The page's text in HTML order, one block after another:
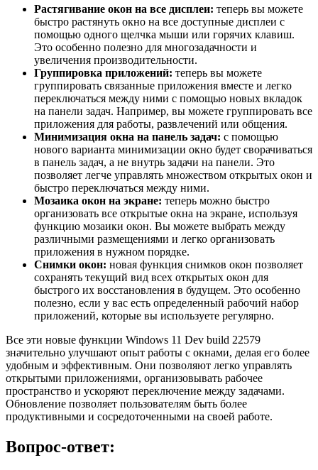
Растягивание окон на все дисплеи: теперь вы можете
быстро растянуть окно на все доступные дисплеи с
помощью одного щелчка мыши или горячих клавиш.
Это особенно полезно для многозадачности и
увеличения производительности.
Группировка приложений: теперь вы можете
группировать связанные приложения вместе и легко
переключаться между ними с помощью новых вкладок
на панели задач. Например, вы можете группировать все
приложения для работы, развлечений или общения.
Минимизация окна на панель задач: с помощью
нового варианта минимизации окно будет сворачиваться
в панель задач, а не внутрь задачи на панели. Это
позволяет легче управлять множеством открытых окон и
быстро переключаться между ними.
Мозаика окон на экране: теперь можно быстро
организовать все открытые окна на экране, используя
функцию мозаики окон. Вы можете выбрать между
различными размещениями и легко организовать
приложения в нужном порядке.
Снимки окон: новая функция снимков окон позволяет
сохранять текущий вид всех открытых окон для
быстрого их восстановления в будущем. Это особенно
полезно, если у вас есть определенный рабочий набор
приложений, которые вы используете регулярно.
Все эти новые функции Windows 11 Dev build 22579
значительно улучшают опыт работы с окнами, делая его более
удобным и эффективным. Они позволяют легко управлять
открытыми приложениями, организовывать рабочее
пространство и ускоряют переключение между задачами.
Обновление позволяет пользователям быть более
продуктивными и сосредоточенными на своей работе.
Вопрос-ответ: